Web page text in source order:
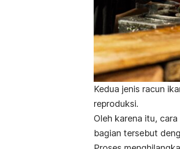
Kedua jenis racun
reproduksi.
Oleh karena itu,
bagian tersebut